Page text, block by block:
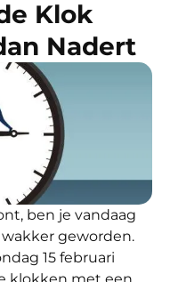
Klok
Nadert
ben je vandaag
geworden.
15 februari